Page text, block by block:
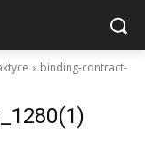
binding-contract-